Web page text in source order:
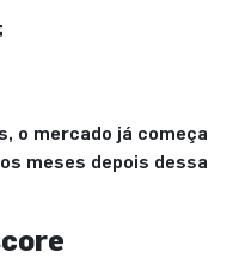
o mercado já começa
meses depois dessa